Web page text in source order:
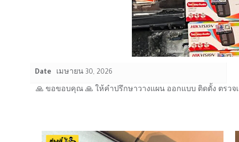
Date เมษายน 30, 2026
🙏 ขอขอบคุณ 🙏 ให้คำปรึกษาวางแผน ออกแบบ ติดตั้ง ตรว